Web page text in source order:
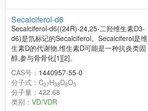
Secalciferol-d6
Secalciferol-d6((24R)-24,25-二羟维生素D3-
d6)是氘标记的Secalciferol。Secalciferol是维
生素D的代谢物,维生素D可能是一种抗炎类固
醇,参与骨骨化[1][2]。
CAS号： 1440957-55-0
分子式：C27H38D6O3
分子量：422.68
类别： VD/VDR